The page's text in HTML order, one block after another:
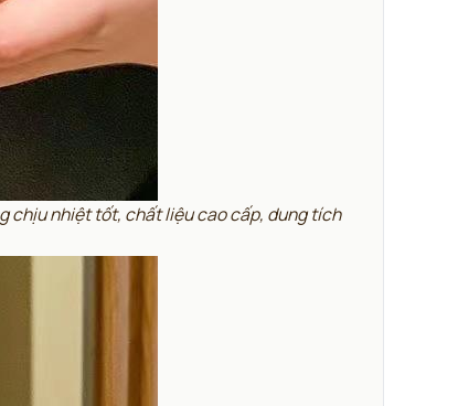
chịu nhiệt tốt, chất liệu cao cấp, dung tích